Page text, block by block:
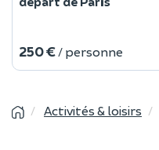
250 € / personne
Activités & loisirs